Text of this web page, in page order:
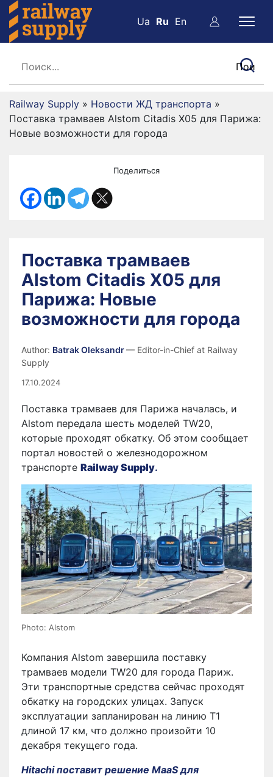
Ua Ru En
Railway Supply » Новости ЖД транспорта »
Поставка трамваев Alstom Citadis X05 для Парижа:
Новые возможности для города
Поделиться
Поставка трамваев
Alstom Citadis X05 для
Парижа: Новые
возможности для города
Author: Batrak Oleksandr— Editor-in-Chief at Railway
Supply
17.10.2024
Поставка трамваев для Парижа началась, и
Alstom передала шесть моделей TW20,
которые проходят обкатку. Об этом сообщает
портал новостей о железнодорожном
транспорте Railway Supply.
Photo: Alstom
Компания Alstom завершила поставку
трамваев модели TW20 для города Париж.
Эти транспортные средства сейчас проходят
обкатку на городских улицах. Запуск
эксплуатации запланирован на линию T1
длиной 17 км, что должно произойти 10
декабря текущего года.
Hitachi поставит решение MaaS для